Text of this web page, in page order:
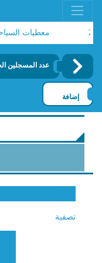
معطيات السياحة 2024
عدد المسجلين
إضافة
تصفية